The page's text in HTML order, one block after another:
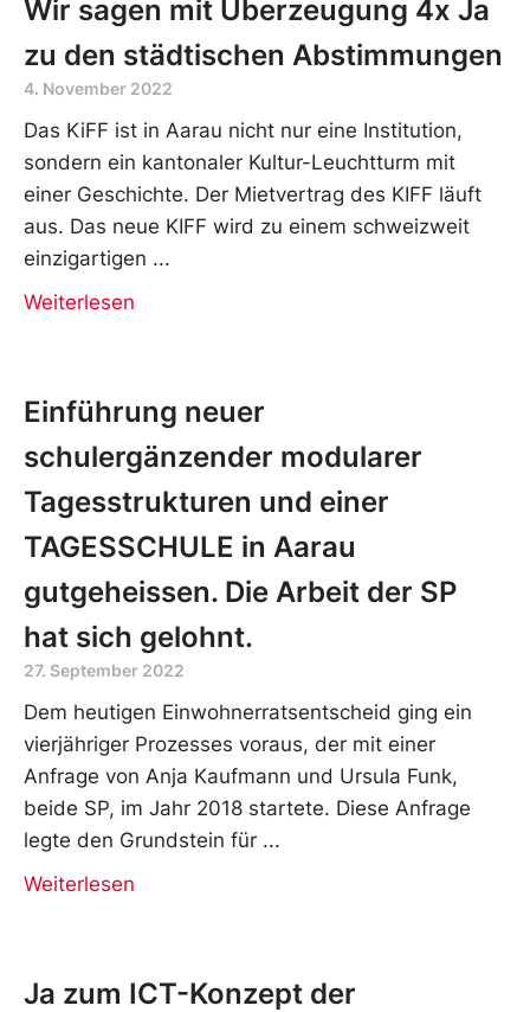
Wir sagen mit Überzeugung 4x Ja
zu den städtischen Abstimmungen
4. November 2022
Das KiFF ist in Aarau nicht nur eine Institution,
sondern ein kantonaler Kultur-Leuchtturm mit
einer Geschichte. Der Mietvertrag des KIFF läuft
aus. Das neue KIFF wird zu einem schweizweit
einzigartigen
Weiterlesen
Einführung neuer
schulergänzender modularer
Tagesstrukturen und einer
TAGESSCHULE in Aarau
gutgeheissen. Die Arbeit der SP
hat sich gelohnt.
27. September 2022
Dem heutigen Einwohnerratsentscheid ging ein
vierjähriger Prozesses voraus, der mit einer
Anfrage von Anja Kaufmann und Ursula Funk,
beide SP, im Jahr 2018 startete. Diese Anfrage
legte den Grundstein für
Weiterlesen
Ja zum ICT-Konzept der